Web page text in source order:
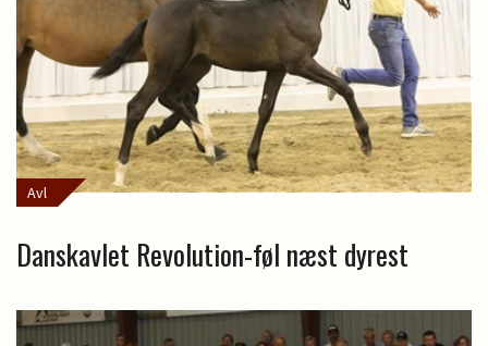
Avl
Danskavlet Revolution-føl næst dyrest